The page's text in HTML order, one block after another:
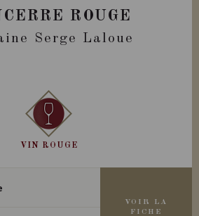
ROUGE
Serge Laloue
VIN ROUGE
VOIR LA
FICHE